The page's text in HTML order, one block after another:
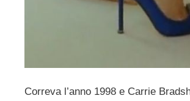
Correva l’anno 1998 e Carrie